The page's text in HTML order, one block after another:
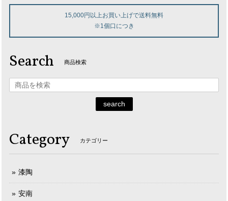
15,000円以上お買い上げで送料無料
※1個口につき
Search 商品検索
search
Category カテゴリー
漆陶
安南